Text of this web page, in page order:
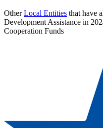
OtherLocal Entities that have
Development Assistance in
Cooperation Funds